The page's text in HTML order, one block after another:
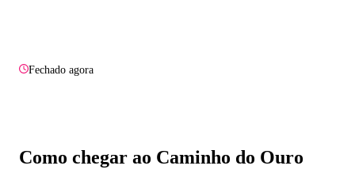
Fechado agora
Como chegar ao Caminho do Ouro